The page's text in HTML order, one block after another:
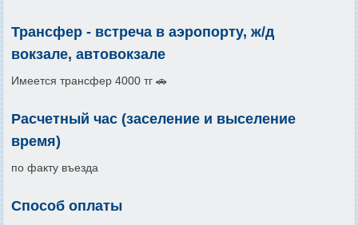
Трансфер - встреча в аэропорту, ж/д
вокзале, автовокзале
Имеется трансфер 4000 тг 🚗
Расчетный час (заселение и выселение
время)
по факту въезда
Способ оплаты